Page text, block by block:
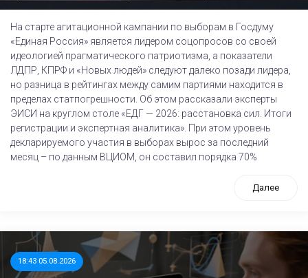
На старте агитационной кампании по выборам в Госдуму
«Единая Россия» является лидером соцопросов со своей
идеологией прагматического патриотизма, а показатели
ЛДПР, КПРФ и «Новых людей» следуют далеко позади лидера,
но разница в рейтингах между самим партиями находится в
пределах статпогрешности. Об этом рассказали эксперты
ЭИСИ на круглом столе «ЕДГ — 2026: расстановка сил. Итоги
регистрации и экспертная аналитика». При этом уровень
декларируемого участия в выборах вырос за последний
месяц – по данным ВЦИОМ, он составил порядка 70%
Далее
18:43 05.08.2026